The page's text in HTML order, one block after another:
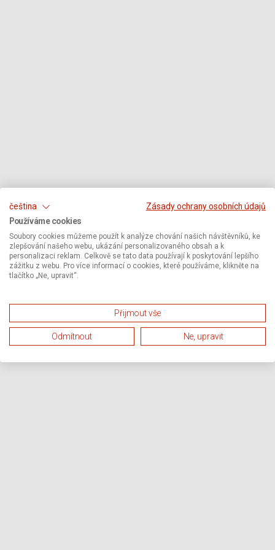
čeština
Zásady ochrany osobních údajů
Používáme cookies
Soubory cookies můžeme použít k analýze chování našich návštěvníků, ke
zlepšování našeho webu, ukázání personalizovaného obsah a k
personalizaci reklam. Celkově se tato data používají k poskytování lepšího
zážitku z webu. Pro více informací o cookies, které používáme, klikněte na
tlačítko „Ne, upravit“.
Přijmout vše
Odmítnout Ne, upravit